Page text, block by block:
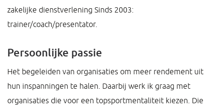
zakelijke dienstverlening Sinds 2003:
trainer/coach/presentator.
Persoonlijke passie
Het begeleiden van organisaties om meer rendement uit
hun inspanningen te halen. Daarbij werk ik graag met
organisaties die voor een topsportmentaliteit kiezen. Die